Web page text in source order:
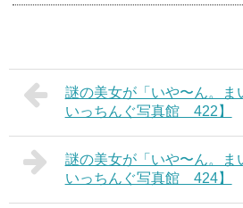
謎の美女が「いや〜ん。ま
いっちんぐ写真館 422】
謎の美女が「いや〜ん。ま
いっちんぐ写真館 424】